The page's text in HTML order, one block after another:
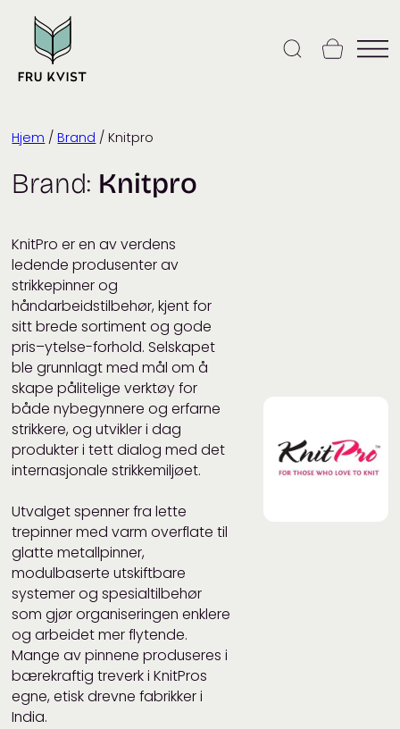
content
Hjem / Brand / Knitpro
Brand: Knitpro
KnitPro er en av verdens
ledende produsenter av
strikkepinner og
håndarbeidstilbehør, kjent for
sitt brede sortiment og gode
pris–ytelse-forhold. Selskapet
ble grunnlagt med mål om å
skape pålitelige verktøy for
både nybegynnere og erfarne
strikkere, og utvikler i dag
produkter i tett dialog med det
internasjonale strikkemiljøet.
Utvalget spenner fra lette
trepinner med varm overflate til
glatte metallpinner,
modulbaserte utskiftbare
systemer og spesialtilbehør
som gjør organiseringen enklere
og arbeidet mer flytende.
Mange av pinnene produseres i
bærekraftig treverk i KnitPros
egne, etisk drevne fabrikker i
India.